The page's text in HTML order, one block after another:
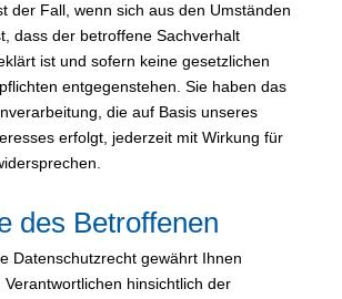
der Fall, wenn sich aus den Umständen
dass der betroffene Sachverhalt
ist und sofern keine gesetzlichen
entgegenstehen. Sie haben das
die auf Basis unseres
erfolgt, jederzeit mit Wirkung für
des Betroffenen
Datenschutzrecht gewährt Ihnen
hinsichtlich der